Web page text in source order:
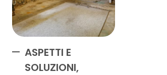
ASPETTI E
SOLUZIONI,